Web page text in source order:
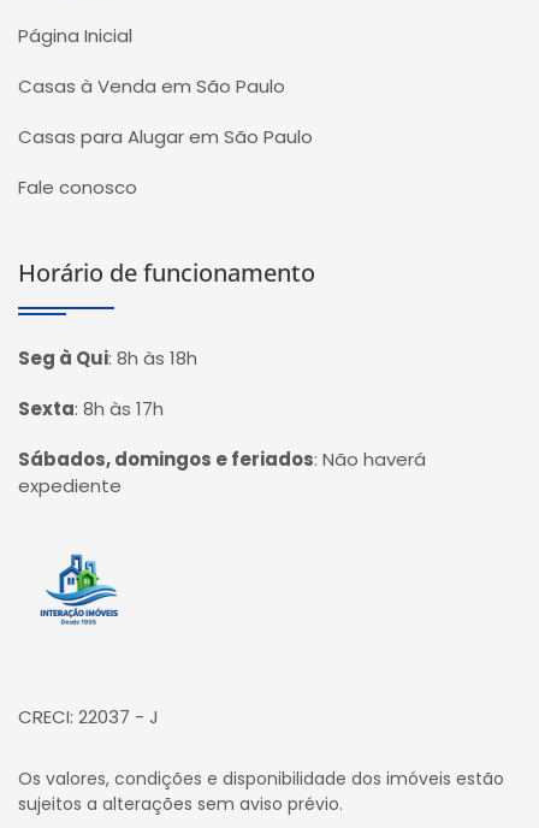
Página Inicial
Casas à Venda em São Paulo
Casas para Alugar em São Paulo
Fale conosco
Horário de funcionamento
Seg à Qui: 8h às 18h
Sexta: 8h às 17h
Sábados, domingos e feriados: Não haverá
expediente
Página inicial
CRECI: 22037 - J
Os valores, condições e disponibilidade dos imóveis estão
sujeitos a alterações sem aviso prévio.